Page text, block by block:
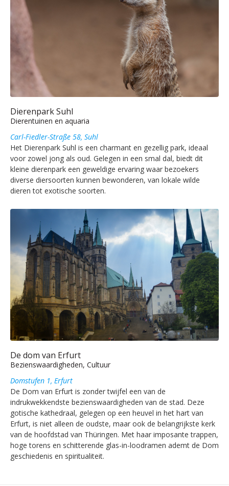
Dierenpark Suhl
Dierentuinen en aquaria
Carl-Fiedler-Straße 58, Suhl
Het Dierenpark Suhl is een charmant en gezellig park, ideaal
voor zowel jong als oud. Gelegen in een smal dal, biedt dit
kleine dierenpark een geweldige ervaring waar bezoekers
diverse diersoorten kunnen bewonderen, van lokale wilde
dieren tot exotische soorten.
De dom van Erfurt
Bezienswaardigheden, Cultuur
Domstufen 1, Erfurt
De Dom van Erfurt is zonder twijfel een van de
indrukwekkendste bezienswaardigheden van de stad. Deze
gotische kathedraal, gelegen op een heuvel in het hart van
Erfurt, is niet alleen de oudste, maar ook de belangrijkste kerk
van de hoofdstad van Thüringen. Met haar imposante trappen,
hoge torens en schitterende glas-in-loodramen ademt de Dom
geschiedenis en spiritualiteit.